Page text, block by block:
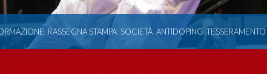
RASSEGNA STAMPA SOCIETÀ ANTIDOPING TESSERAMENTO